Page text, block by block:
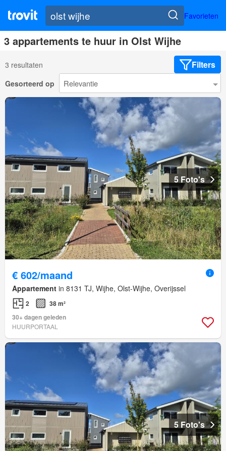
Favorieten
3 appartements te huur in Olst Wijhe
3 resultaten Filters
Gesorteerd op
5 Foto's
€ 602/maand
Appartement in 8131 TJ, Wijhe, Olst-Wijhe, Overijssel
2
38 m²
30+ dagen geleden
HUURPORTAAL
5 Foto's